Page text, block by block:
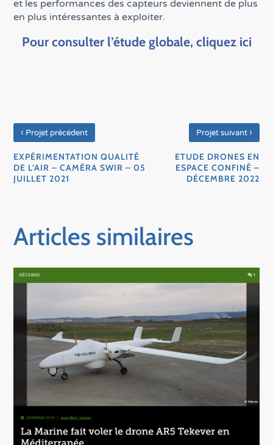
et les performances des capteurs deviennent de plus
en plus intéressantes à exploiter.
Pour consulter l’étude globale, cliquez ici
‹ Projet précédent
EXPÉRIMENTATION QUALITÉ
DE L’AIR – CAMÉRA SWIR – 05
JUILLET 2021
Projet suivant ›
ETUDE DRONES EN
ESPACE CONFINÉ –
DÉCEMBRE 2022
Articles similaires